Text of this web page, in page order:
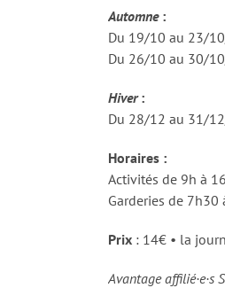
Automne:
Du 19/10 au 23/
Du 26/10 au 30/
Hiver:
Du 28/12 au 31/
Horaires :
Activités de 9h à
Garderies de
Prix : 14€ • la
Avantage